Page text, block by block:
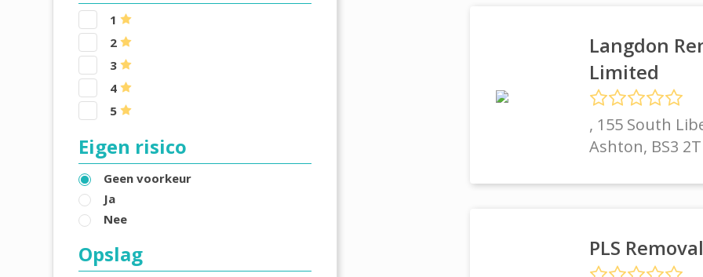
1
2
3
4
5
Eigen risico
Geen voorkeur
Ja
Nee
Opslag
Langdon
Limited
, 155 South
Ashton, BS3
PLS